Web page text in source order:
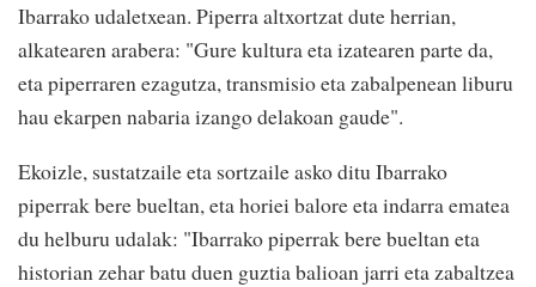
Ibarrako udaletxean. Piperra altxortzat dute herrian,
alkatearen arabera: "Gure kultura eta izatearen parte da,
eta piperraren ezagutza, transmisio eta zabalpenean liburu
hau ekarpen nabaria izango delakoan gaude".
Ekoizle, sustatzaile eta sortzaile asko ditu Ibarrako
piperrak bere bueltan, eta horiei balore eta indarra ematea
du helburu udalak: "Ibarrako piperrak bere bueltan eta
historian zehar batu duen guztia balioan jarri eta zabaltzea